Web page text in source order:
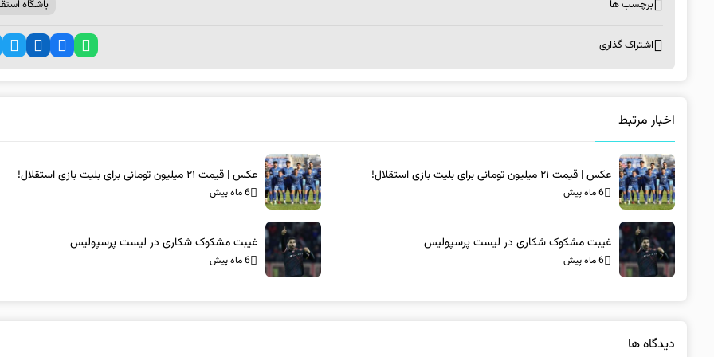
برچسب ها باشگاه
اشتراک گذاری
اخبار مرتبط
عکس | قیمت ۲۱ میلیون تومانی برای بلیت بازی استقلال!
6 ماه پیش
عکس | قیمت ۲۱ میلیون تومانی برای بلیت بازی استقلال!
6 ماه پیش
غیبت مشکوک شکاری در لیست پرسپولیس
6 ماه پیش
غیبت مشکوک شکاری در لیست پرسپولیس
6 ماه پیش
دیدگاه ها